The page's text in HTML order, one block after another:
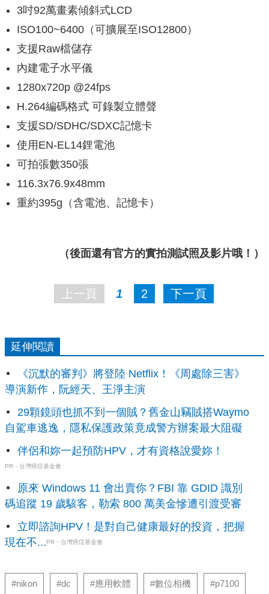
3吋92萬畫素傾斜式LCD
ISO100~6400（可擴展至ISO12800）
支援Raw檔儲存
內建電子水平儀
1280x720p @24fps
H.264編碼格式 可錄製立體聲
支援SD/SDHC/SDXC記憶卡
使用EN-EL14鋰電池
可拍張數350張
116.3x76.9x48mm
重約395g（含電池、記憶卡）
（後面還有官方的實拍測試照及影片哦！）
上一頁 1 2 下一頁
延伸閱讀
《沉默的審判》將登陸 Netflix！《周處除三害》
導演新作，阮經天、王淨主演
29顆鏡頭也抓不到一個賊？舊金山竊賊搭Waymo
自駕車逃逸，隱私保護政策竟成警方辦案最大阻礙
伴侶和妳一起預防HPV，才有資格說愛妳！
PR・台灣癌症基金會
原來 Windows 11 會出賣你？FBI 靠 GDID 識別
碼追蹤 19 歲駭客，勒索 800 萬美金慘遭引渡受審
立即諮詢HPV！是對自己健康最好的投資，把握
現在不... PR・台灣癌症基金會
#nikon #dc #應用軟體 #數位相機 #p7100